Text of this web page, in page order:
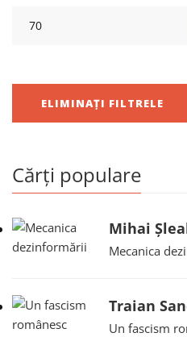
ELIMINAȚI FILTRELE
Cărți populare
Mihai
Mecanica
Traian
Un fascism